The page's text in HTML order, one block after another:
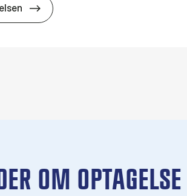
HA(psyk.) - erhvervs­økonomi og
OM OP­TA­GEL­SE